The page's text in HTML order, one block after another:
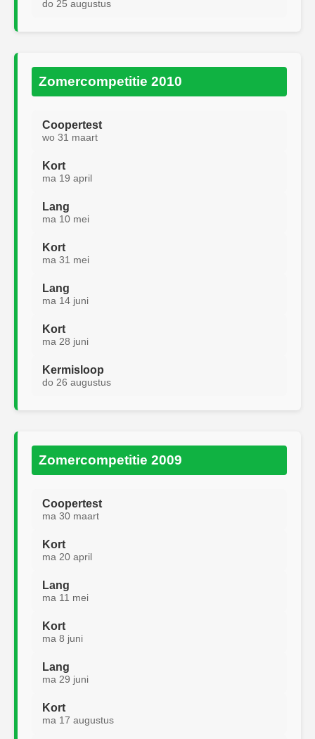
do 25 augustus
Zomercompetitie 2010
Coopertest
wo 31 maart
Kort
ma 19 april
Lang
ma 10 mei
Kort
ma 31 mei
Lang
ma 14 juni
Kort
ma 28 juni
Kermisloop
do 26 augustus
Zomercompetitie 2009
Coopertest
ma 30 maart
Kort
ma 20 april
Lang
ma 11 mei
Kort
ma 8 juni
Lang
ma 29 juni
Kort
ma 17 augustus